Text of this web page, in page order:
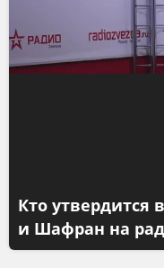
Кто утвердится
и Шафран на